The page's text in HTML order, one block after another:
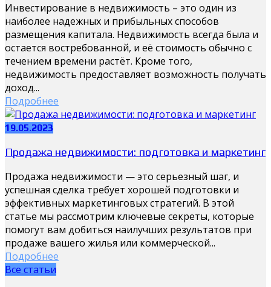
Инвестирование в недвижимость – это один из
наиболее надежных и прибыльных способов
размещения капитала. Недвижимость всегда была и
остается востребованной, и её стоимость обычно с
течением времени растёт. Кроме того,
недвижимость предоставляет возможность получать
доход...
Подробнее
19.05.2023
Продажа недвижимости: подготовка и маркетинг
Продажа недвижимости — это серьезный шаг, и
успешная сделка требует хорошей подготовки и
эффективных маркетинговых стратегий. В этой
статье мы рассмотрим ключевые секреты, которые
помогут вам добиться наилучших результатов при
продаже вашего жилья или коммерческой...
Подробнее
Все статьи